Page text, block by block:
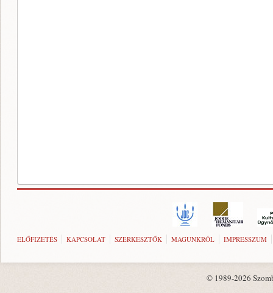
ELŐFIZETÉS KAPCSOLAT SZERKESZTŐK MAGUNKRÓL IMPRESSZUM
© 1989-2026